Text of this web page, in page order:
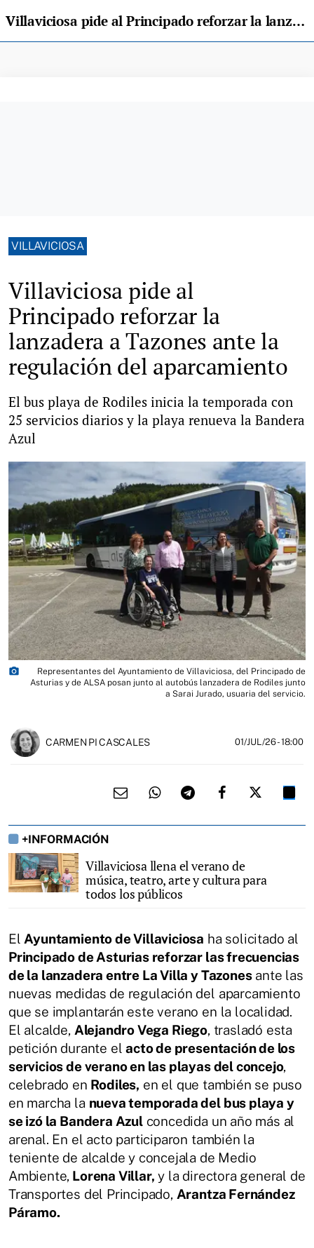
Villaviciosa pide al Principado reforzar la lanzadera a Tazones ante la regulación del aparcamiento
VILLAVICIOSA
Villaviciosa pide al
Principado reforzar la
lanzadera a Tazones ante la
regulación del aparcamiento
El bus playa de Rodiles inicia la temporada con
25 servicios diarios y la playa renueva la Bandera
Azul
photo_camera
Representantes del Ayuntamiento de Villaviciosa, del Principado de
Asturias y de ALSA posan junto al autobús lanzadera de Rodiles junto
a Sarai Jurado, usuaria del servicio.
CARMEN PI CASCALES 01/JUL/26- 18:00
+INFORMACIÓN
Villaviciosa llena el verano de
música, teatro, arte y cultura para
todos los públicos
El Ayuntamiento de Villaviciosa ha solicitado al
Principado de Asturias reforzar las frecuencias
de la lanzadera entre La Villa y Tazonesante las
nuevas medidas de regulación del aparcamiento
que se implantarán este verano en la localidad.
El alcalde, Alejandro Vega Riego, trasladó esta
petición durante elacto de presentación de los
servicios de verano en las playas del concejo,
celebrado en Rodiles, en el que también se puso
en marcha la nueva temporada del bus playa y
se izó la Bandera Azulconcedida un año más al
arenal. En el acto participaron también la
teniente de alcalde y concejala de Medio
Ambiente, Lorena Villar, y la directora general de
Transportes del Principado, Arantza Fernández
Páramo.